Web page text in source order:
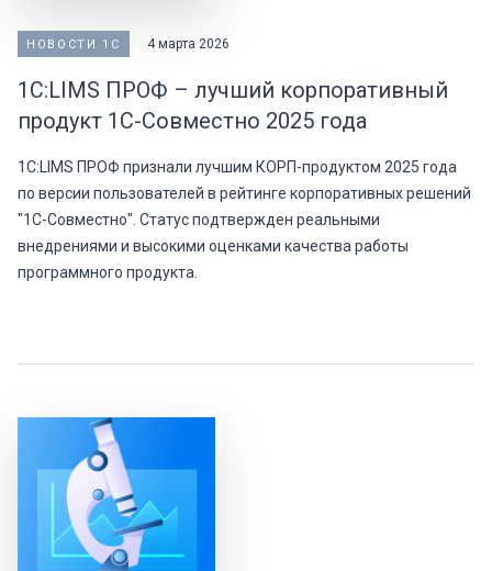
НОВОСТИ 1С 4 марта 2026
1С:LIMS ПРОФ – лучший корпоративный
продукт 1С-Совместно 2025 года
1С:LIMS ПРОФ признали лучшим КОРП-продуктом 2025 года
по версии пользователей в рейтинге корпоративных решений
"1С-Совместно". Статус подтвержден реальными
внедрениями и высокими оценками качества работы
программного продукта.